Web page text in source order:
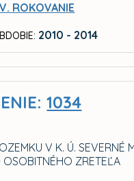
ROKOVANIE
2010 - 2014
1034
V K. Ú.
ZRETEĽA